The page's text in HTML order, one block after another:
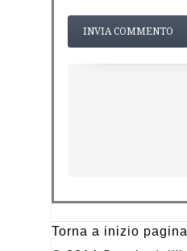
Torna a inizio pagina